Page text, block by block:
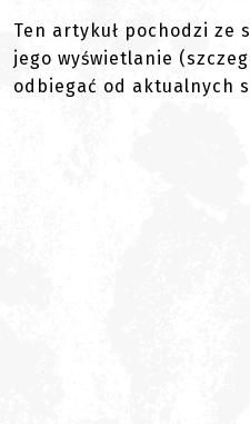
Ten artykuł pochodzi ze
jego wyświetlanie
odbiegać od aktualnych